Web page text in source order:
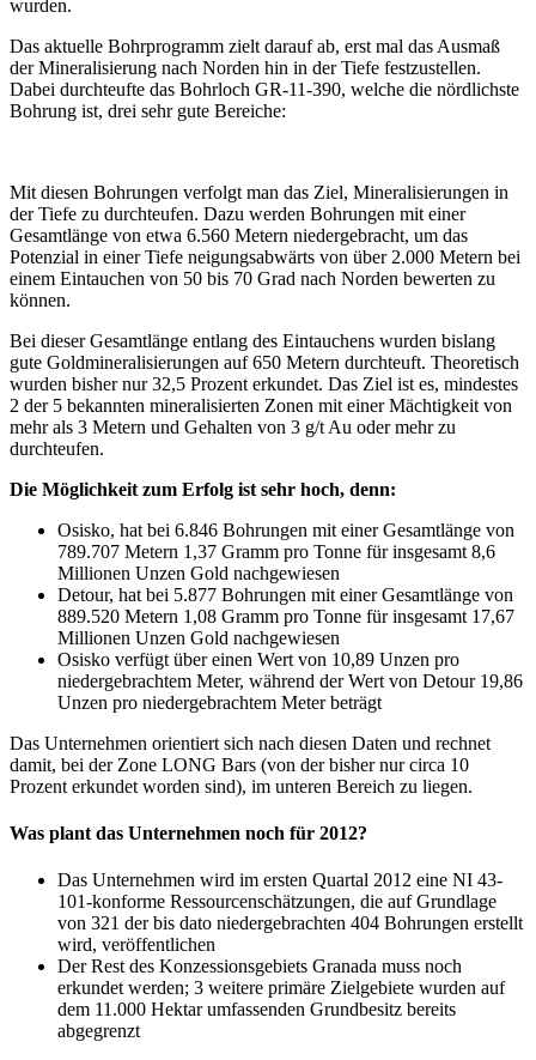
wurden.
Das aktuelle Bohrprogramm zielt darauf ab, erst mal das Ausmaß
der Mineralisierung nach Norden hin in der Tiefe festzustellen.
Dabei durchteufte das Bohrloch GR-11-390, welche die nördlichste
Bohrung ist, drei sehr gute Bereiche:
Mit diesen Bohrungen verfolgt man das Ziel, Mineralisierungen in
der Tiefe zu durchteufen. Dazu werden Bohrungen mit einer
Gesamtlänge von etwa 6.560 Metern niedergebracht, um das
Potenzial in einer Tiefe neigungsabwärts von über 2.000 Metern bei
einem Eintauchen von 50 bis 70 Grad nach Norden bewerten zu
können.
Bei dieser Gesamtlänge entlang des Eintauchens wurden bislang
gute Goldmineralisierungen auf 650 Metern durchteuft. Theoretisch
wurden bisher nur 32,5 Prozent erkundet. Das Ziel ist es, mindestes
2 der 5 bekannten mineralisierten Zonen mit einer Mächtigkeit von
mehr als 3 Metern und Gehalten von 3 g/t Au oder mehr zu
durchteufen.
Die Möglichkeit zum Erfolg ist sehr hoch, denn:
Osisko, hat bei 6.846 Bohrungen mit einer Gesamtlänge von
789.707 Metern 1,37 Gramm pro Tonne für insgesamt 8,6
Millionen Unzen Gold nachgewiesen
Detour, hat bei 5.877 Bohrungen mit einer Gesamtlänge von
889.520 Metern 1,08 Gramm pro Tonne für insgesamt 17,67
Millionen Unzen Gold nachgewiesen
Osisko verfügt über einen Wert von 10,89 Unzen pro
niedergebrachtem Meter, während der Wert von Detour 19,86
Unzen pro niedergebrachtem Meter beträgt
Das Unternehmen orientiert sich nach diesen Daten und rechnet
damit, bei der Zone LONG Bars (von der bisher nur circa 10
Prozent erkundet worden sind), im unteren Bereich zu liegen.
Was plant das Unternehmen noch für 2012?
Das Unternehmen wird im ersten Quartal 2012 eine NI 43-
101-konforme Ressourcenschätzungen, die auf Grundlage
von 321 der bis dato niedergebrachten 404 Bohrungen erstellt
wird, veröffentlichen
Der Rest des Konzessionsgebiets Granada muss noch
erkundet werden; 3 weitere primäre Zielgebiete wurden auf
dem 11.000 Hektar umfassenden Grundbesitz bereits
abgegrenzt